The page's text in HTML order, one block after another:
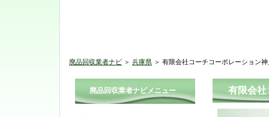
廃品回収業者ナビ ＞ 兵庫県 ＞ 有限会社コーチコーポレーション
有限会
廃品回収業者ナビメニュー